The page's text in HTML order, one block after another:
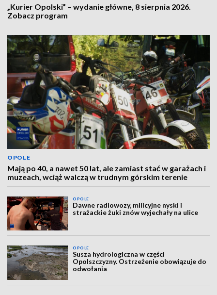
„Kurier Opolski” – wydanie główne, 8 sierpnia 2026.
Zobacz program
OPOLE
Mają po 40, a nawet 50 lat, ale zamiast stać w garażach i
muzeach, wciąż walczą w trudnym górskim terenie
OPOLE
Dawne radiowozy, milicyjne nyski i
strażackie żuki znów wyjechały na ulice
OPOLE
Susza hydrologiczna w części
Opolszczyzny. Ostrzeżenie obowiązuje do
odwołania